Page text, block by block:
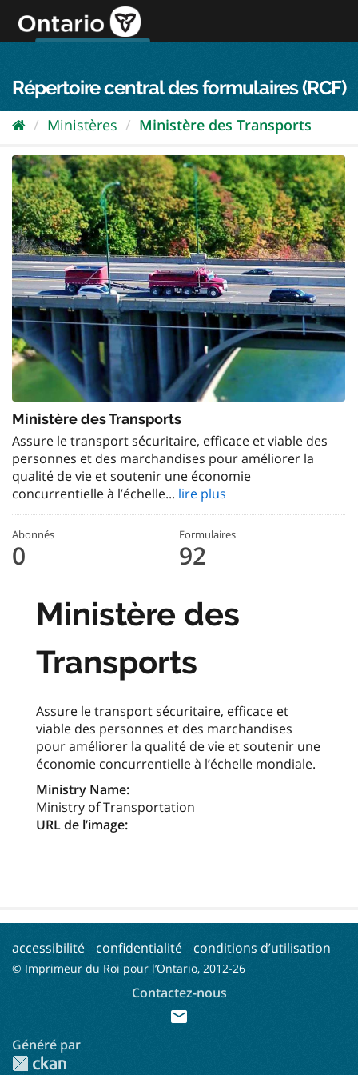
directement
au
Répertoire central des formulaires (RCF)
Ministères Ministère des Transports
Ministère des Transports
Assure le transport sécuritaire, efficace et viable des
personnes et des marchandises pour améliorer la
qualité de vie et soutenir une économie
concurrentielle à l’échelle... lire plus
Abonnés
0
Formulaires
92
Ministère des
Transports
Assure le transport sécuritaire, efficace et
viable des personnes et des marchandises
pour améliorer la qualité de vie et soutenir une
économie concurrentielle à l’échelle mondiale.
Ministry Name:
Ministry of Transportation
URL de l’image:
accessibilité confidentialité conditions d’utilisation
© Imprimeur du Roi pour l’Ontario, 2012-26
Contactez-nous
mail
Généré par